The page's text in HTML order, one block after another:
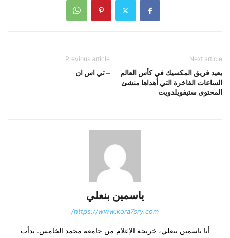
Previous article
– تي اس ان
Next article
يعيد فريق المكسيك في كأس العالم
الساعات الفاخرة التي أهداها منشئ
المحتوى ستيفويلدويت
ياسمين بنعلي
https://www.kora7sry.com/
أنا ياسمين بنعلي، خريجة الإعلام من جامعة محمد الخامس. بدأت